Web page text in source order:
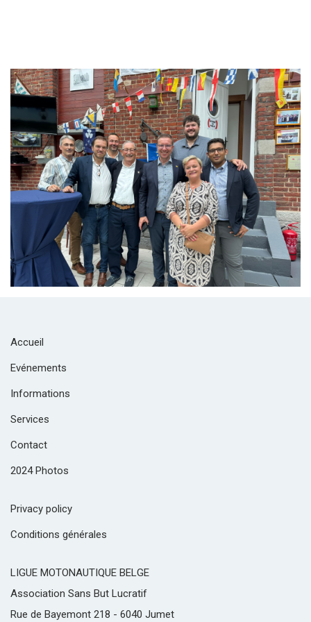
Branding
ARMCHAIR
Accueil
Evénements
Informations
Services
Contact
2024 Photos
Privacy policy
Conditions générales
LIGUE MOTONAUTIQUE BELGE
Association Sans But Lucratif
Rue de Bayemont 218 - 6040 Jumet